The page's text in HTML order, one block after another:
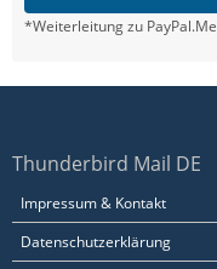
*Weiterleitung zu PayPal.Me
Thunderbird Mail DE
Impressum & Kontakt
Datenschutzerklärung